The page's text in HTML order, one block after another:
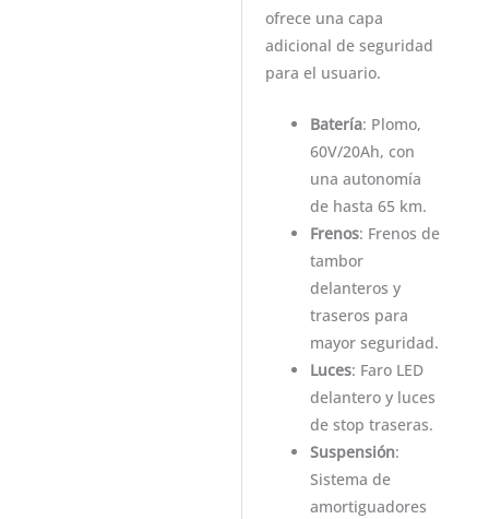
ofrece una capa
adicional de seguridad
para el usuario.
Batería: Plomo,
60V/20Ah, con
una autonomía
de hasta 65 km.
Frenos: Frenos de
tambor
delanteros y
traseros para
mayor seguridad.
Luces: Faro LED
delantero y luces
de stop traseras.
Suspensión:
Sistema de
amortiguadores